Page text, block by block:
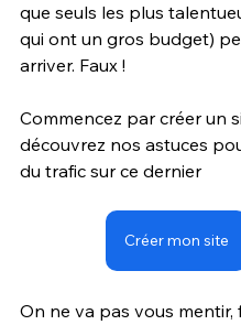
que seuls les plus
qui ont un gros budget)
arriver. Faux !
Commencez par créer un
découvrez nos astuces
du trafic sur ce dernier
Créer mon site
On ne va pas vous mentir,